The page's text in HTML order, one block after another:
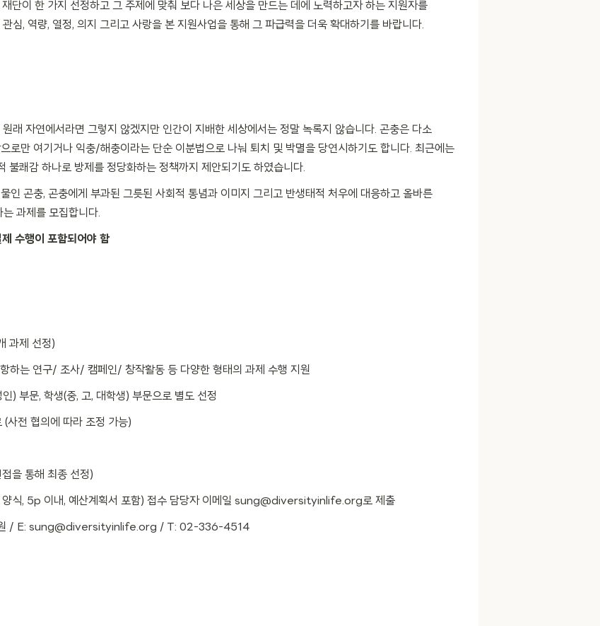
재단이 한 가지 선정하고 그 주제에 맞춰 보다 나은 세상을 만드는 데에 노력하고자 하는 지원자를
심, 역량, 열정, 의지 그리고 사랑을 본 지원사업을 통해 그 파급력을 더욱 확대하기를 바랍니다.
래 자연에서라면 그렇지 않겠지만 인간이 지배한 세상에서는 정말 녹록지 않습니다. 곤충은 다소
로만 여기거나 익충/해충이라는 단순 이분법으로 나눠 퇴치 및 박멸을 당연시하기도 합니다. 최근에는
불쾌감 하나로 방제를 정당화하는 정책까지 제안되기도 하였습니다.
인 곤충, 곤충에게 부과된 그릇된 사회적 통념과 이미지 그리고 반생태적 처우에 대응하고 올바른
과제를 모집합니다.
수행이 포함되어야 함
과제 선정)
하는 연구/ 조사/ 캠페인/ 창작활동 등 다양한 형태의 과제 수행 지원
) 부문, 학생(중, 고, 대학생) 부문으로 별도 선정
사전 협의에 따라 조정 가능)
을 통해 최종 선정)
양식, 5p 이내, 예산계획서 포함) 접수 담당자 이메일 sung@diversityinlife.org로 제출
원 / E: sung@diversityinlife.org / T: 02-336-4514